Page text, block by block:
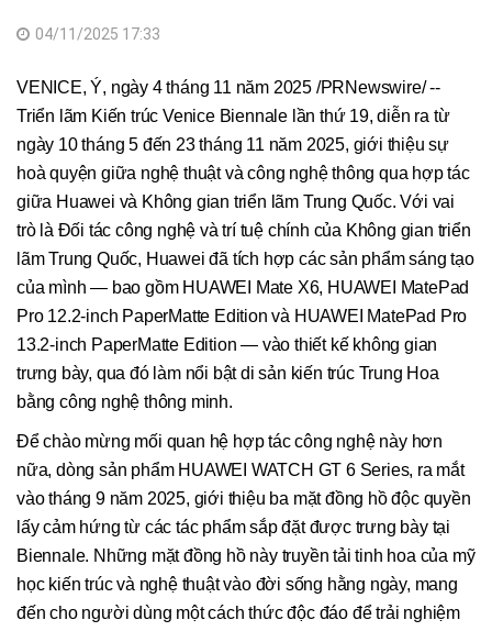
04/11/2025 17:33
VENICE, Ý, ngày 4 tháng 11 năm 2025 /PRNewswire/ --
Triển lãm Kiến trúc Venice Biennale lần thứ 19, diễn ra từ
ngày 10 tháng 5 đến 23 tháng 11 năm 2025, giới thiệu sự
hoà quyện giữa nghệ thuật và công nghệ thông qua hợp tác
giữa Huawei và Không gian triển lãm Trung Quốc. Với vai
trò là Đối tác công nghệ và trí tuệ chính của Không gian triển
lãm Trung Quốc, Huawei đã tích hợp các sản phẩm sáng tạo
của mình — bao gồm HUAWEI Mate X6, HUAWEI MatePad
Pro 12.2-inch PaperMatte Edition và HUAWEI MatePad Pro
13.2-inch PaperMatte Edition — vào thiết kế không gian
trưng bày, qua đó làm nổi bật di sản kiến trúc Trung Hoa
bằng công nghệ thông minh.
Để chào mừng mối quan hệ hợp tác công nghệ này hơn
nữa, dòng sản phẩm HUAWEI WATCH GT 6 Series, ra mắt
vào tháng 9 năm 2025, giới thiệu ba mặt đồng hồ độc quyền
lấy cảm hứng từ các tác phẩm sắp đặt được trưng bày tại
Biennale. Những mặt đồng hồ này truyền tải tinh hoa của mỹ
học kiến trúc và nghệ thuật vào đời sống hằng ngày, mang
đến cho người dùng một cách thức độc đáo để trải nghiệm